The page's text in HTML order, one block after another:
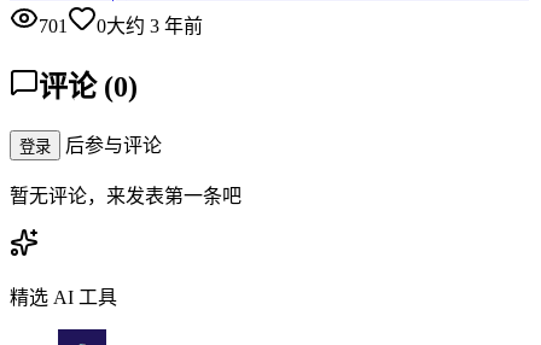
701
0大约 3 年前
评论 (0)
登录 后参与评论
暂无评论，来发表第一条吧
精选 AI 工具